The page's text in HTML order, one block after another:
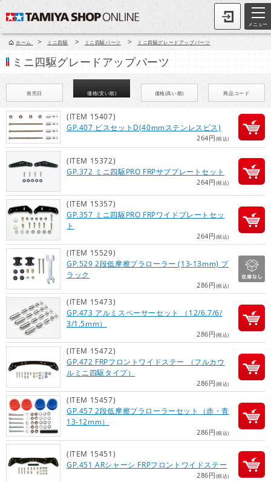
メニュー
ホーム > ミニ四駆 > ミニ四駆パーツ > ミニ四駆グレードアップパーツ
ミニ四駆グレードアップパーツ
発売日 価格(安い順) 価格(高い順) 商品コード
(ITEM 15407)
GP.407 ビスセットD(40mmステンレスビス)
264円(税込)
(ITEM 15372)
GP.372 ミニ四駆PRO FRPサブプレートセット
264円(税込)
(ITEM 15357)
GP.357 ミニ四駆PRO FRPワイドプレートセッ
ト
264円(税込)
(ITEM 15529)
GP.529 2段低摩擦プラローラー (13-13mm) ブ
ラック
286円(税込)
(ITEM 15473)
GP.473 アルミスペーサーセット （12/6.7/6/
3/1.5mm）
286円(税込)
(ITEM 15472)
GP.472 FRPフロントワイドステー （フルカウ
ルミニ四駆タイプ）
286円(税込)
(ITEM 15457)
GP.457 2段低摩擦プラローラーセット（赤・青
13-12mm）
286円(税込)
(ITEM 15451)
GP.451 ARシャーシ FRPフロントワイドステー
286円(税込)